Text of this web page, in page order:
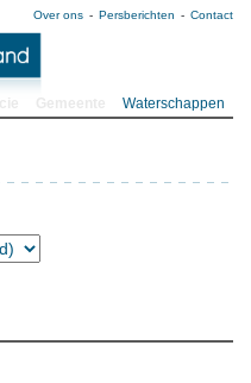
Over ons Persberichten Contact
Waterschappen